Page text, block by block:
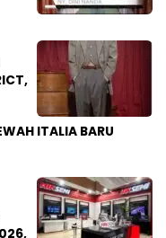
ITALIA BARU